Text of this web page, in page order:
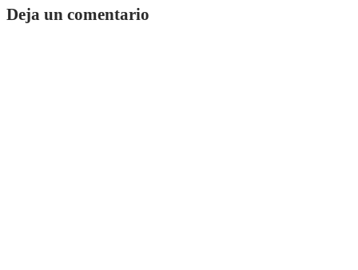
Deja un comentario